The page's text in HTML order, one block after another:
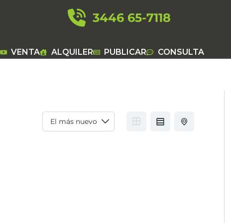
3446 65-7118
VENTA ALQUILER PUBLICAR CONSULTA